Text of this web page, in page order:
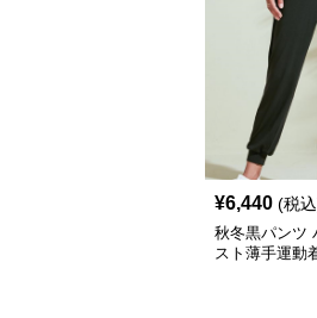
¥6,440 (税
秋冬黒パンツ
スト薄手運動